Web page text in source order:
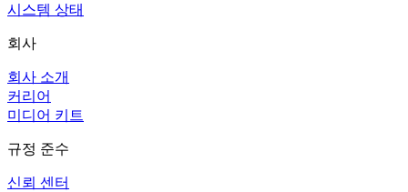
시스템 상태
회사
회사 소개
커리어
미디어 키트
규정 준수
신뢰 센터